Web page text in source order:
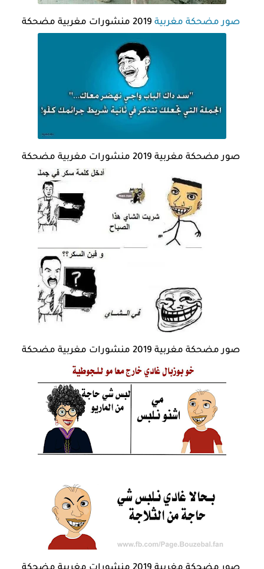
صور مضحكة مغربية
صور مضحكة مغربية 2019 منشورات مغربية مضحكة
صور مضحكة مغربية 2019 منشورات مغربية مضحكة